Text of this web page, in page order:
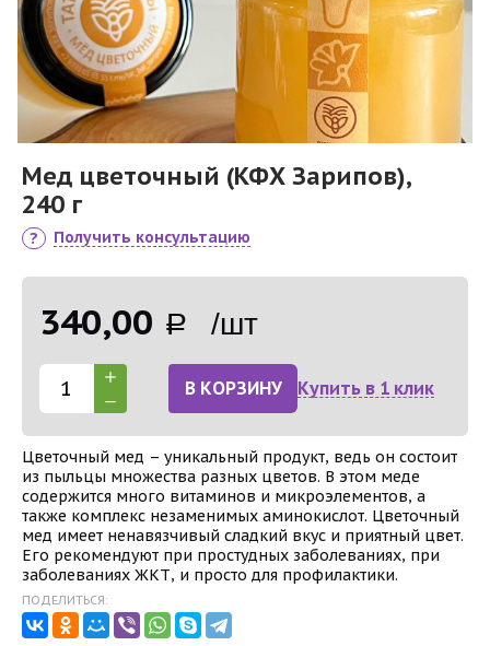
Мед цветочный (КФХ Зарипов),
240 г
Получить консультацию
340,00 Р /шт
В КОРЗИНУ Купить в 1 клик
Цветочный мед – уникальный продукт, ведь он состоит
из пыльцы множества разных цветов. В этом меде
содержится много витаминов и микроэлементов, а
также комплекс незаменимых аминокислот. Цветочный
мед имеет ненавязчивый сладкий вкус и приятный цвет.
Его рекомендуют при простудных заболеваниях, при
заболеваниях ЖКТ, и просто для профилактики.
ПОДЕЛИТЬСЯ: